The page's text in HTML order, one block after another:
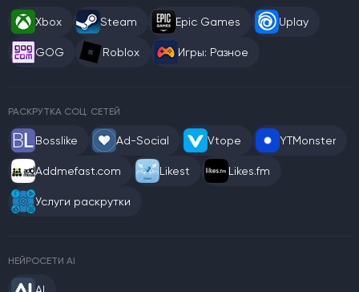
Xbox Steam Epic Games Uplay
GOG Roblox Игры: Разное
РАСКРУТКА СОЦ. СЕТЕЙ
Bosslike Ad-Social Vtope YTMonster
Addmefast.com Likest Likes.fm
Услуги раскрутки
НЕЙРОСЕТИ AI